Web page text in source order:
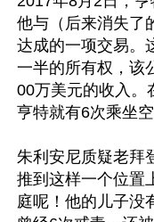
他与（后来消失了
达成的一项交易。
一半的所有权，该
00万美元的收入。
亨特就有6次乘坐
朱利安尼质疑老拜
推到这样一个位置
庭呢！他的儿子没